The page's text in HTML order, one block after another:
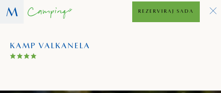
KAMP VALKANELA
REZERVIRAJ SADA